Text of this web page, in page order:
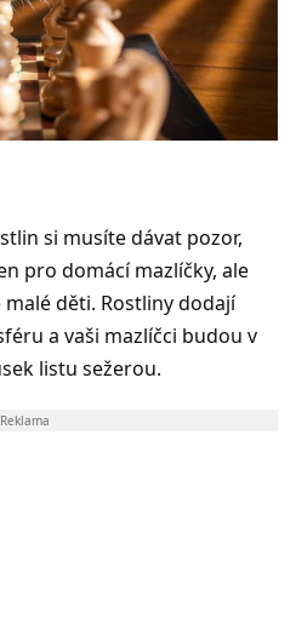
si musíte dávat pozor,
pro domácí mazlíčky, ale
děti. Rostliny dodají
a vaši mazlíčci budou v
listu sežerou.
Reklama